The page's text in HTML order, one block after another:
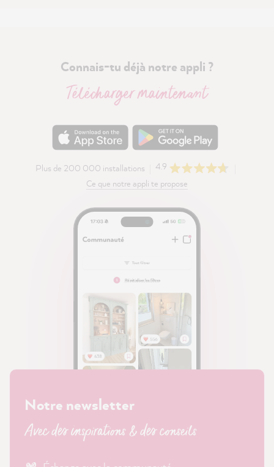
Connais-tu déjà notre appli ?
Télécharger maintenant
Plus de 200 000 installations
4.9
Ce que notre appli te propose
Notre newsletter
Avec des inspirations & des conseils